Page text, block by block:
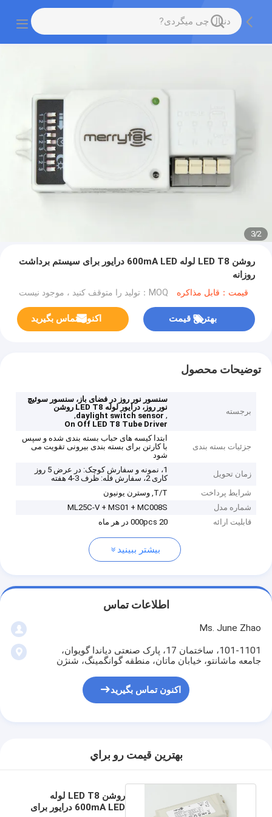
2
/
3
روشن LED T8 لوله 600mA LED درایور برای سیستم برداشت
روزانه
قیمت：قابل مذاکره MOQ：تولید را متوقف کنید ، موجود نیست
بهترین قیمت اکنون تماس بگیرید
توضیحات محصول
برجسته
سنسور نور روز در فضای باز، سنسور سوئیچ
نور روز، درایور لوله LED T8 روشن
,
daylight switch sensor
,
On Off LED T8 Tube Driver
جزئیات بسته بندی
ابتدا کیسه های حباب بسته بندی شده و سپس
با کارتن برای بسته بندی بیرونی تقویت می
شود
زمان تحویل
1، نمونه و سفارش کوچک: در عرض 5 روز
کاری 2، سفارش فله: ظرف 3-4 هفته
شرایط پرداخت
T/T, وسترن یونیون
شماره مدل
ML25C-V + MS01 + MC008S
قابلیت ارائه
20 000pcs در هر ماه
بیشتر ببینید
اطلاعات تماس
Ms. June Zhao
101-1101، ساختمان 17، پارک صنعتی دیاندا گویوان،
جامعه ماشانتو، خیابان ماتان، منطقه گوانگمینگ، شنژن
اکنون تماس بگیرید
بهترين قيمت رو براي
روشن LED T8 لوله
600mA LED درایور برای